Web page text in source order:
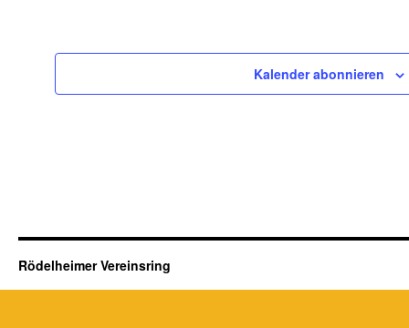
Kalender abonnieren
Rödelheimer Vereinsring